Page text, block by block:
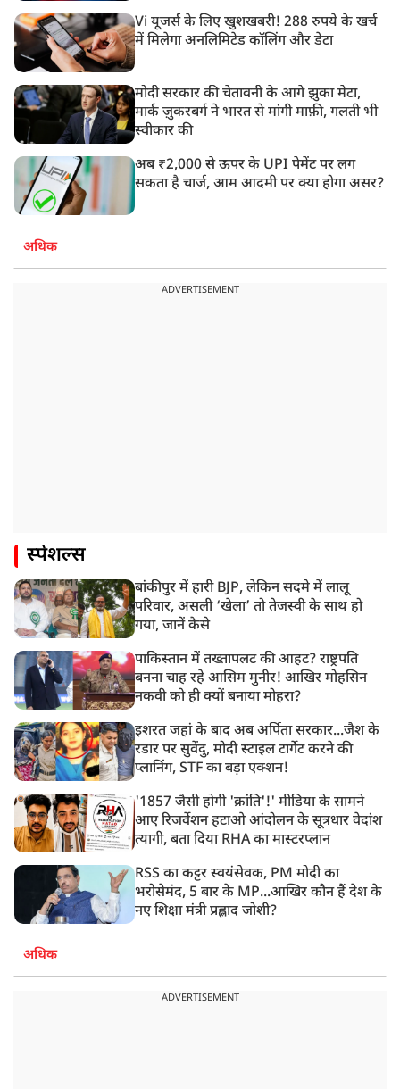
Vi यूजर्स के लिए खुशखबरी! 288 रुपये के खर्च
में मिलेगा अनलिमिटेड कॉलिंग और डेटा
मोदी सरकार की चेतावनी के आगे झुका मेटा,
मार्क ज़ुकरबर्ग ने भारत से मांगी माफ़ी, गलती भी
स्वीकार की
अब ₹2,000 से ऊपर के UPI पेमेंट पर लग
सकता है चार्ज, आम आदमी पर क्या होगा असर?
अधिक
ADVERTISEMENT
स्पेशल्स
बांकीपुर में हारी BJP, लेकिन सदमे में लालू
परिवार, असली ‘खेला’ तो तेजस्वी के साथ हो
गया, जानें कैसे
पाकिस्तान में तख्तापलट की आहट? राष्ट्रपति
बनना चाह रहे आसिम मुनीर! आखिर मोहसिन
नकवी को ही क्यों बनाया मोहरा?
इशरत जहां के बाद अब अर्पिता सरकार...जैश के
रडार पर सुवेंदु, मोदी स्टाइल टार्गेट करने की
प्लानिंग, STF का बड़ा एक्शन!
'1857 जैसी होगी 'क्रांति'!' मीडिया के सामने
आए रिजर्वेशन हटाओ आंदोलन के सूत्रधार वेदांश
त्यागी, बता दिया RHA का मास्टरप्लान
RSS का कट्टर स्वयंसेवक, PM मोदी का
भरोसेमंद, 5 बार के MP...आखिर कौन हैं देश के
नए शिक्षा मंत्री प्रह्लाद जोशी?
अधिक
ADVERTISEMENT